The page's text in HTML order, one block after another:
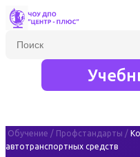
Обучение / Профстандарты /
автотранспортных средств